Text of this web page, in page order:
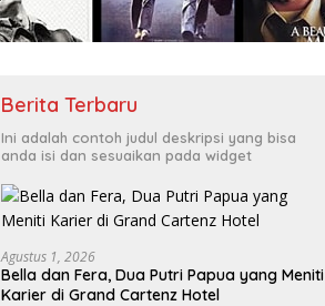
Berita Terbaru
Ini adalah contoh judul deskripsi yang bisa
anda isi dan sesuaikan pada widget
Agustus 1, 2026
Bella dan Fera, Dua Putri Papua yang Meniti
Karier di Grand Cartenz Hotel